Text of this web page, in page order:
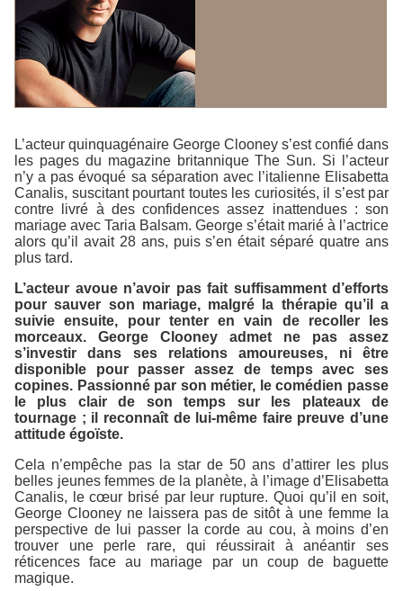
L’acteur quinquagénaire George Clooney s’est confié dans
les pages du magazine britanniqueThe Sun. Si l’acteur
n’y a pas évoqué sa séparation avec l’italienne Elisabetta
Canalis, suscitant pourtant toutes les curiosités, il s’est par
contre livré à des confidences assez inattendues : son
mariage avec Taria Balsam. George s’était marié à l’actrice
alors qu’il avait 28 ans, puis s’en était séparé quatre ans
plus tard.
L’acteur avoue n’avoir pas fait suffisamment d’efforts
pour sauver son mariage, malgré la thérapie qu’il a
suivie ensuite, pour tenter en vain de recoller les
morceaux. George Clooney admet ne pas assez
s’investir dans ses relations amoureuses, ni être
disponible pour passer assez de temps avec ses
copines. Passionné par son métier, le comédien passe
le plus clair de son temps sur les plateaux de
tournage ; il reconnaît de lui-même faire preuve d’une
attitude égoïste.
Cela n’empêche pas la star de 50 ans d’attirer les plus
belles jeunes femmes de la planète, à l’image d’Elisabetta
Canalis, le cœur brisé par leur rupture. Quoi qu’il en soit,
George Clooney ne laissera pas de sitôt à une femme la
perspective de lui passer la corde au cou, à moins d’en
trouver une perle rare, qui réussirait à anéantir ses
réticences face au mariage par un coup de baguette
magique.